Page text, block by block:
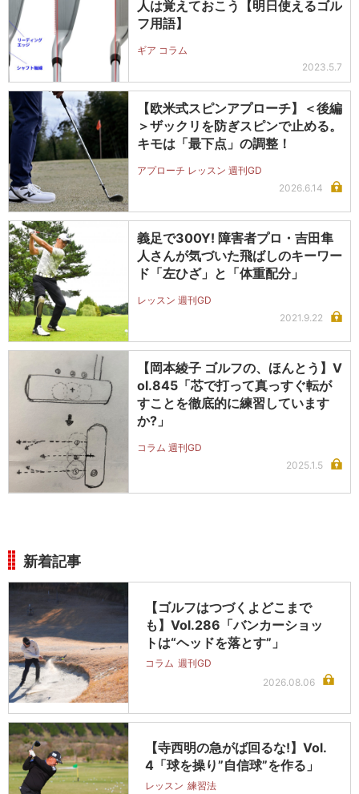
人は覚えておこう【明日使えるゴル
フ用語】
ギア コラム
2023.5.7
【欧米式スピンアプローチ】＜後編
＞ザックリを防ぎスピンで止める。
キモは「最下点」の調整！
アプローチ レッスン 週刊GD
2026.6.14
義足で300Y! 障害者プロ・吉田隼
人さんが気づいた飛ばしのキーワー
ド「左ひざ」と「体重配分」
レッスン 週刊GD
2021.9.22
【岡本綾子 ゴルフの、ほんとう】V
ol.845「芯で打って真っすぐ転が
すことを徹底的に練習しています
か?」
コラム 週刊GD
2025.1.5
新着記事
【ゴルフはつづくよどこまで
も】Vol.286「バンカーショッ
トは“ヘッドを落とす”」
コラム 週刊GD
2026.08.06
【寺西明の急がば回るな!】Vol.
4「球を操り”自信球”を作る」
レッスン 練習法